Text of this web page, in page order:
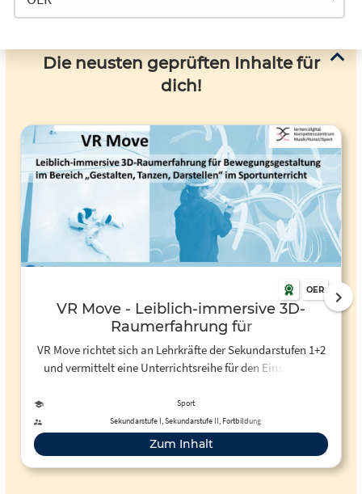
Die neusten geprüften Inhalte für
dich!
OER
VR Move - Leiblich-immersive 3D-
Raumerfahrung für
Bewegungsgestaltung im Bereich
„Gestalten, Tanzen, Darstellen“ im
VR Move richtet sich an Lehrkräfte der Sekundarstufen 1+2
und vermittelt eine Unterrichtsreihe für den Einsatz von
Tanz bzw. kreative Bewegungsgestaltung. Das
Zeichenprogramm Open Brush wird dafür in die
Bewegungsvermittlung und zum Erwerb allgemeiner
digitaler Kompetenzen eingebunden. Teilnehmende
entdecken analoge und virtuelle Räume durch Bewegung,
Sport
Sekundarstufe I, Sekundarstufe II, Fortbildung
Zum Inhalt